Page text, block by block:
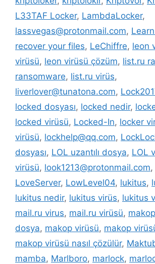
L33TAF Locker, LambdaLocker,
lassvegas@protonmail.com,
recover your files, LeChiffre, leon
virüsü, leon virüsü çözüm, list.ru
ransomware, list.ru virüs,
liverlover@tunatona.com,
locked dosyası, locked nedir,
locked virüsü, Locked-In, locker
virüsü, lockhelp@qq.com,
dosyası, LOL uzantılı dosya, LOL
virüsü, look1213@protonmail.com,
LoveServer, LowLevel04, lukitus,
lukitus nedir, lukitus virüs, lukitus
mail.ru virus, mail.ru virüsü, makop
dosya, makop virüsü, makop
makop virüsü nasıl çözülür,
mamba, Marlboro, marlock,